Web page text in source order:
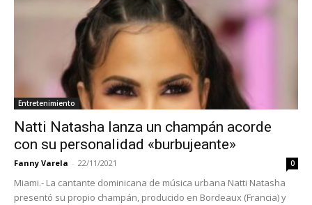
Entretenimiento
Natti Natasha lanza un champán acorde
con su personalidad «burbujeante»
Fanny Varela - 22/11/2021 0
Miami.- La cantante dominicana de música urbana Natti Natasha
presentó su propio champán, producido en Bordeaux (Francia) y